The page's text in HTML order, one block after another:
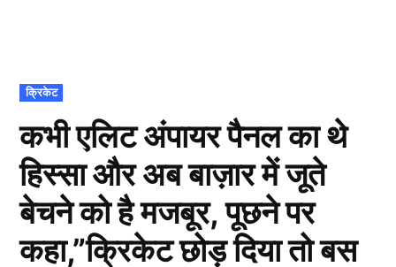
POSTED
IN
क्रिकेट
कभी एलिट अंपायर पैनल का थे
हिस्सा और अब बाज़ार में जूते
बेचने को है मजबूर, पूछने पर
कहा,”क्रिकेट छोड़ दिया तो बस